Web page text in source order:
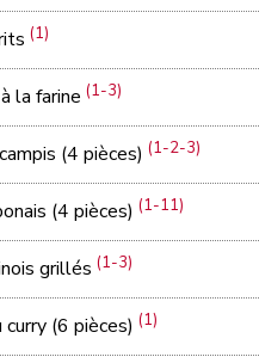
(1)
la farine(1-3)
(4 pièces)(1-2-3)
(4 pièces)(1-11)
grillés(1-3)
curry (6 pièces)(1)